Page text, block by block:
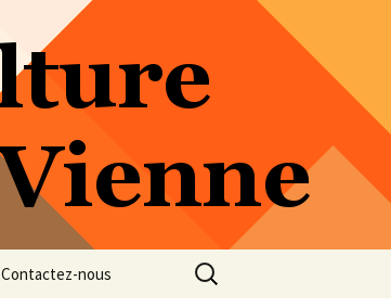
Contactez-nous
Rechercher :